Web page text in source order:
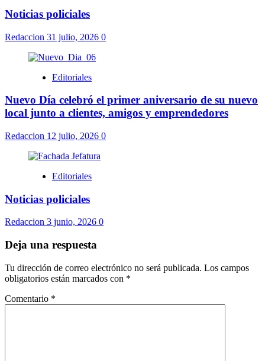
Noticias policiales
Redaccion 31 julio, 2026 0
Editoriales
Nuevo Día celebró el primer aniversario de su nuevo
local junto a clientes, amigos y emprendedores
Redaccion 12 julio, 2026 0
Editoriales
Noticias policiales
Redaccion 3 junio, 2026 0
Deja una respuesta
Tu dirección de correo electrónico no será publicada. Los campos
obligatorios están marcados con *
Comentario *